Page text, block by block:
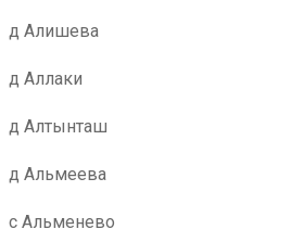
д Алишева
д Аллаки
д Алтынташ
д Альмеева
с Альменево